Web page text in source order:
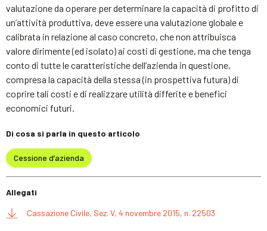
valutazione da operare per determinare la capacità di profitto di
un’attività produttiva, deve essere una valutazione globale e
calibrata in relazione al caso concreto, che non attribuisca
valore dirimente (ed isolato) ai costi di gestione, ma che tenga
conto di tutte le caratteristiche dell’azienda in questione,
compresa la capacità della stessa (in prospettiva futura) di
coprire tali costi e di realizzare utilità differite e benefici
economici futuri.
Di cosa si parla in questo articolo
Cessione d’azienda
Allegati
Cassazione Civile, Sez. V, 4 novembre 2015, n. 22503